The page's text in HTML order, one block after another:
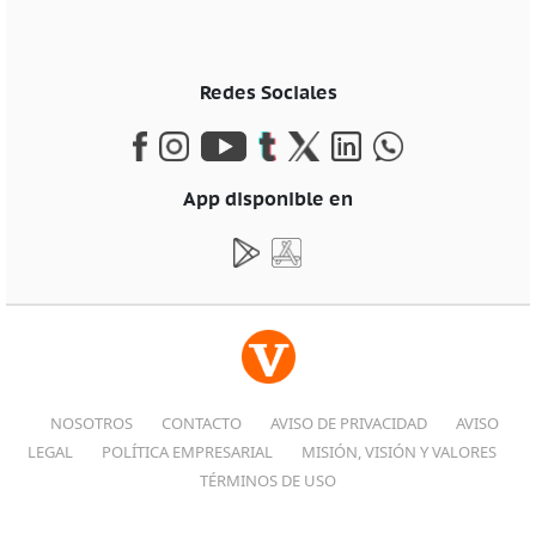
Redes Sociales
App disponible en
NOSOTROS CONTACTO AVISO DE PRIVACIDAD
AVISO
LEGAL
POLÍTICA EMPRESARIAL
MISIÓN, VISIÓN Y VALORES
TÉRMINOS DE USO